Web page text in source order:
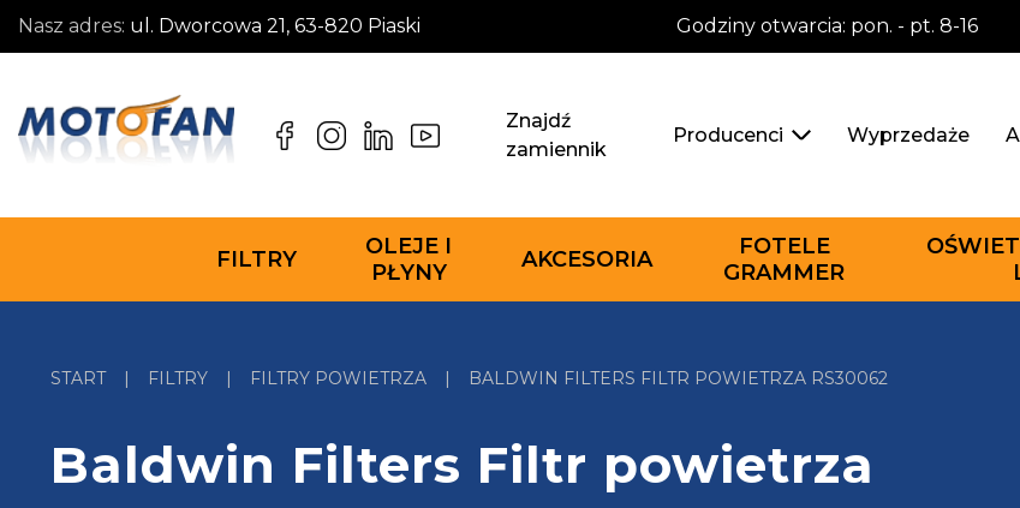
Nasz adres: ul. Dworcowa 21, 63-820 Piaski Godziny otwarcia: pon. - pt. 8-16
Znajdź
zamiennik
Producenci Wyprzedaże
FILTRY
OLEJE I
PŁYNY
AKCESORIA
FOTELE
GRAMMER
START | FILTRY | FILTRY POWIETRZA | BALDWIN FILTERS FILTR POWIETRZA RS30062
Baldwin Filters Filtr powietrza